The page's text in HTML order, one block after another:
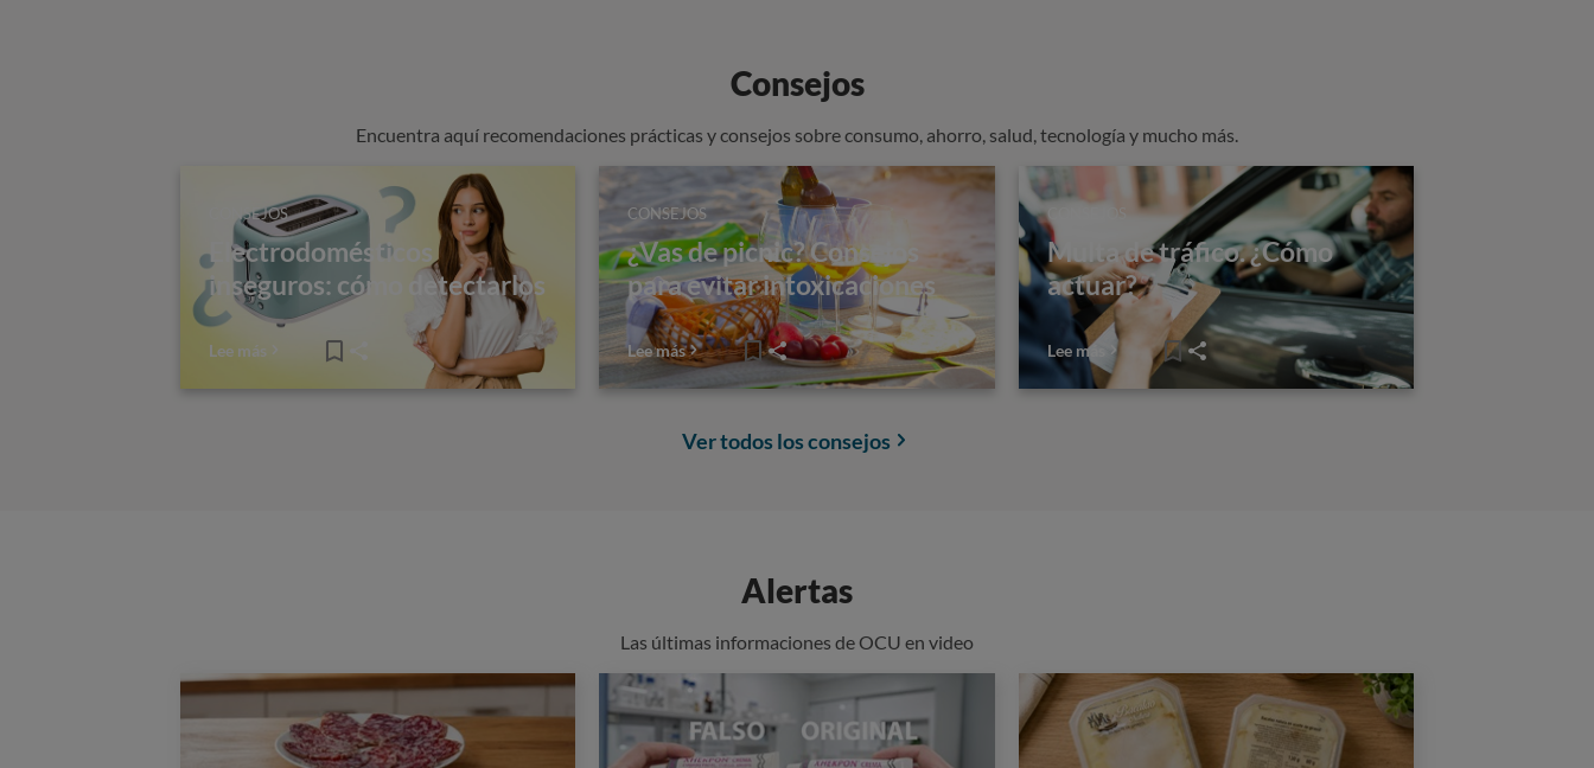
Consejos
Encuentra aquí recomendaciones prácticas y consejos sobre consumo, ahorro, salud, tecnología y mucho más.
CONSEJOS
Electrodomésticos
inseguros: cómo detectarlos
Lee más
CONSEJOS
¿Vas de picnic? Consejos
para evitar intoxicaciones
Lee más
CONSEJOS
Multa de tráfico. ¿Cómo
actuar?
Lee más
Ver todos los consejos
Alertas
Las últimas informaciones de OCU en video